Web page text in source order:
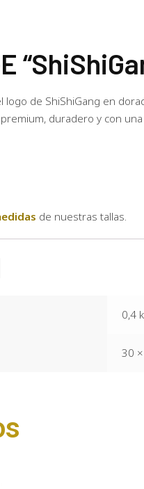
logo de ShiShiGang en
duradero y con una
de nuestras tallas.
0,4
30